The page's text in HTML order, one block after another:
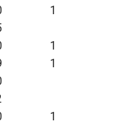
1
1
1
1